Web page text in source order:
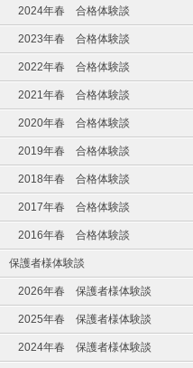
2024年春 合格体験談
2023年春 合格体験談
2022年春 合格体験談
2021年春 合格体験談
2020年春 合格体験談
2019年春 合格体験談
2018年春 合格体験談
2017年春 合格体験談
2016年春 合格体験談
保護者様体験談
2026年春 保護者様体験談
2025年春 保護者様体験談
2024年春 保護者様体験談